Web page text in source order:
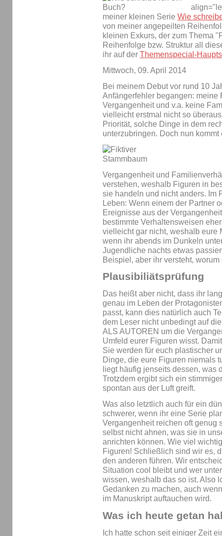
meiner kleinen Serie Wie
von meiner angepeilten
kleinen Exkurs, der zum Thema
Reihenfolge bzw. Struktur all
ihr auf der Themenspecial-
Mittwoch, 09. April 2014
Bei meinem Debut vor rund 10
Anfängerfehler begangen: meine
Vergangenheit und v.a. keine
vielleicht erstmal nicht so
Priorität, solche Dinge in dem
unterzubringen. Doch nun
Vergangenheit und
verstehen, weshalb Figuren in
sie handeln und nicht anders. Im
Leben: Wenn einem der Partner
Ereignisse aus der
bestimmte Verhaltensweisen
vielleicht gar nicht, weshalb eure
wenn ihr abends im Dunkeln
Jugendliche nachts etwas
Beispiel, aber ihr versteht, worum
Plausibiliätsprüfung
Das heißt aber nicht, dass ihr
genau im Leben der
passt, kann dies natürlich auch
dem Leser nicht unbedingt auf
ALS AUTOREN um die
Umfeld eurer Figuren wisst.
Sie werden für euch plastischer
Dinge, die eure Figuren niemals
liegt häufig jenseits dessen, was
Trotzdem ergibt sich ein
spontan aus der Luft greift.
Was also letztlich auch für ein
schwerer, wenn ihr eine Serie
Vergangenheit reichen oft genug
selbst nicht ahnen, was sie in
anrichten können. Wie viel
Figuren! Schließlich sind wir es,
den anderen führen. Wir
Situation cool bleibt und wer
wissen, weshalb das so ist. Also
Gedanken zu machen, auch
im Manuskript auftauchen wird.
Was ich heute getan
Ich hatte schon seit einiger Zeit